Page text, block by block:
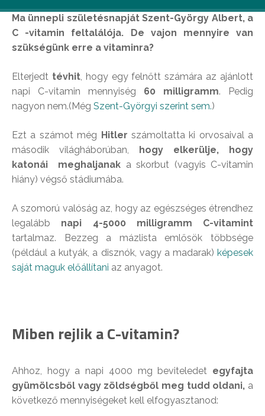
Ma ünnepli születésnapját Szent-György Albert, a
C -vitamin feltalálója. De vajon mennyire van
szükségünk erre a vitaminra?
Elterjedt tévhit, hogy egy felnőtt számára az ajánlott
napi C-vitamin mennyiség 60 milligramm. Pedig
nagyon nem.(Még Szent-Györgyi szerint sem.)
Ezt a számot még Hitler számoltatta ki orvosaival a
második világháborúban,
hogy elkerülje, hogy
katonái meghaljanak a skorbut (vagyis C-vitamin
hiány) végső stádiumába.
A szomorú valóság az, hogy az egészséges étrendhez
legalább napi 4-5000 milligramm C-vitamint
tartalmaz. Bezzeg a mázlista emlősök többsége
(például a kutyák, a disznók, vagy a madarak) képesek
saját maguk előállítani az anyagot.
Miben rejlik a C-vitamin?
Ahhoz, hogy a napi 4000 mg beviteledet egyfajta
gyümölcsből vagy zöldségből meg tudd oldani, a
következő mennyiségeket kell elfogyasztanod: